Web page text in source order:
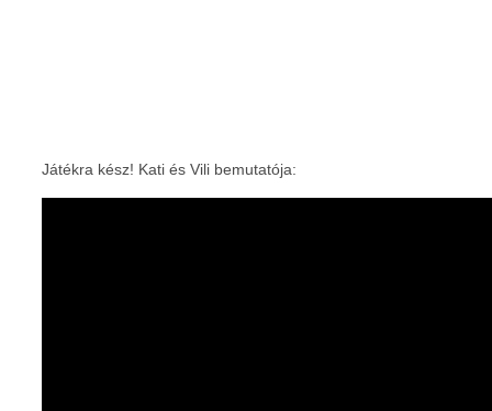
Játékra kész! Kati és Vili bemutatója: